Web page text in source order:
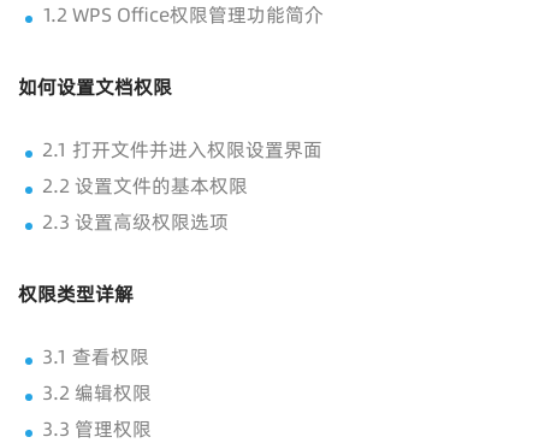
1.2 WPS Office权限管理功能简介
如何设置文档权限
2.1 打开文件并进入权限设置界面
2.2 设置文件的基本权限
2.3 设置高级权限选项
权限类型详解
3.1 查看权限
3.2 编辑权限
3.3 管理权限